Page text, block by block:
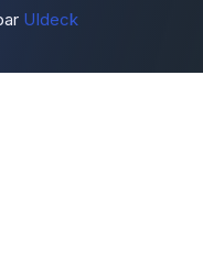
UIdeck